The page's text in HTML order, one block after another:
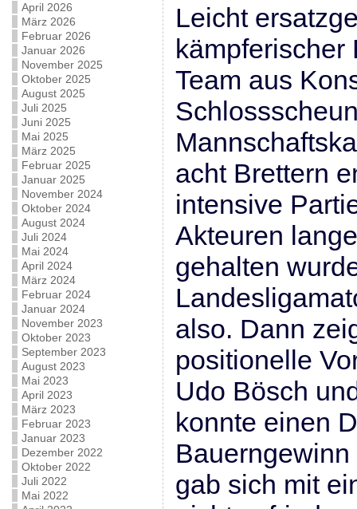
April 2026
März 2026
Februar 2026
Januar 2026
November 2025
Oktober 2025
August 2025
Juli 2025
Juni 2025
Mai 2025
März 2025
Februar 2025
Januar 2025
November 2024
Oktober 2024
August 2024
Juli 2024
Mai 2024
April 2024
März 2024
Februar 2024
Januar 2024
November 2023
Oktober 2023
September 2023
August 2023
Mai 2023
April 2023
März 2023
Februar 2023
Januar 2023
Dezember 2022
Oktober 2022
Juli 2022
Mai 2022
Leicht
kämpferischer
Team aus
acht Brettern
intensive
Akteuren
gehalten
also. Dann
positionelle
Udo Bösch
konnte einen
gab sich mit